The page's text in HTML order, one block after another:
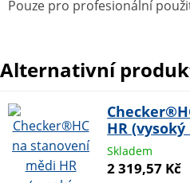
Pouze pro profesionální
Alternativní
HR
Skladem
2 319,57 Kč